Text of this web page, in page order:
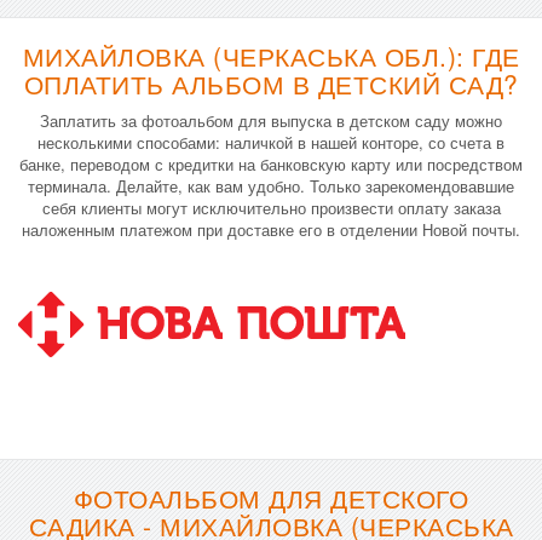
МИХАЙЛОВКА (ЧЕРКАСЬКА ОБЛ.): ГДЕ
ОПЛАТИТЬ АЛЬБОМ В ДЕТСКИЙ САД?
Заплатить за фотоальбом для выпуска в детском саду можно
несколькими способами: наличкой в нашей конторе, со счета в
банке, переводом с кредитки на банковскую карту или посредством
терминала. Делайте, как вам удобно. Только зарекомендовавшие
себя клиенты могут исключительно произвести оплату заказа
наложенным платежом при доставке его в отделении Новой почты.
ФОТОАЛЬБОМ ДЛЯ ДЕТСКОГО
САДИКА - МИХАЙЛОВКА (ЧЕРКАСЬКА